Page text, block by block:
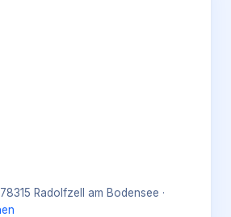
Radolfzell am Bodensee ·